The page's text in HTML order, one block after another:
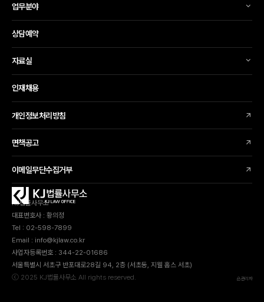
업무분야
상담예약
자료실
인재채용
개인정보처리방침
면책공고
이메일무단수집거부
KJ법률사무소
대표변호사 : 황의정
Tel : 02-598-7899
Email : info@kjlaw.co.kr
사업자등록번호 : 344-22-01686
서울특별시 서초구 반포대로28길 94, 2층 (서초동, 지웰 홈스 서초)
ⓒ 2025 KJ법률사무소 All rights reserved.
관리자